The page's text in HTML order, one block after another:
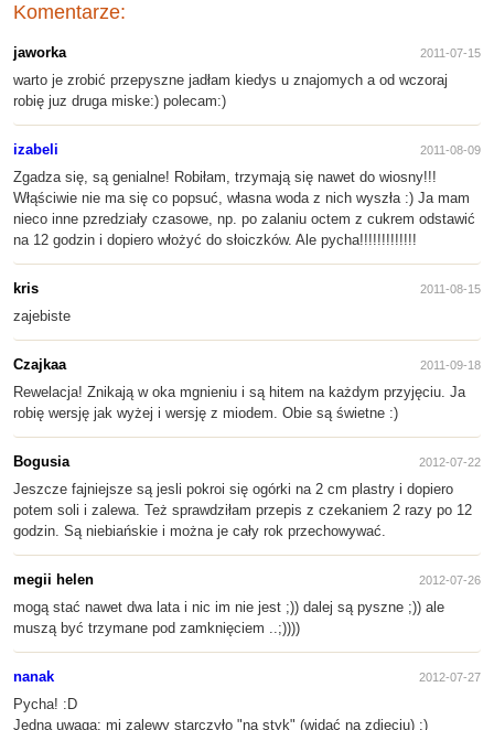
Komentarze:
jaworka 2011-07-15
warto je zrobić przepyszne jadłam kiedys u znajomych a od wczoraj
robię juz druga miske:) polecam:)
izabeli 2011-08-09
Zgadza się, są genialne! Robiłam, trzymają się nawet do wiosny!!!
Włąściwie nie ma się co popsuć, własna woda z nich wyszła :) Ja mam
nieco inne pzredziały czasowe, np. po zalaniu octem z cukrem odstawić
na 12 godzin i dopiero włożyć do słoiczków. Ale pycha!!!!!!!!!!!!!
kris 2011-08-15
zajebiste
Czajkaa 2011-09-18
Rewelacja! Znikają w oka mgnieniu i są hitem na każdym przyjęciu. Ja
robię wersję jak wyżej i wersję z miodem. Obie są świetne :)
Bogusia 2012-07-22
Jeszcze fajniejsze są jesli pokroi się ogórki na 2 cm plastry i dopiero
potem soli i zalewa. Też sprawdziłam przepis z czekaniem 2 razy po 12
godzin. Są niebiańskie i można je cały rok przechowywać.
megii helen 2012-07-26
mogą stać nawet dwa lata i nic im nie jest ;)) dalej są pyszne ;)) ale
muszą być trzymane pod zamknięciem ..;))))
nanak 2012-07-27
Pycha! :D
Jedna uwaga: mi zalewy starczyło "na styk" (widać na zdjęciu) :)